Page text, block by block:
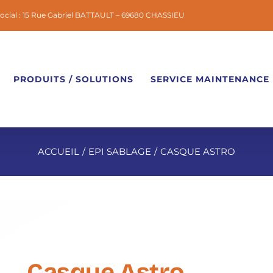
: 15 Rue Gabriel BATTAULT – 69680 CHASSIEU
PRODUITS / SOLUTIONS SERVICE MAINTENANCE
ACCUEIL EPI SABLAGE CASQUE ASTRO